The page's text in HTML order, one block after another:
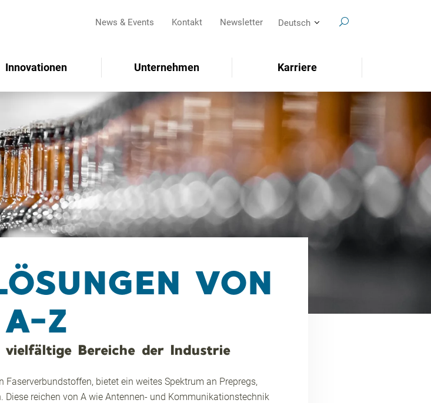
News & Events Kontakt Newsletter Deutsch
SEARCH
Innovationen Unternehmen Karriere
VON
A-Z
Bereiche der Industrie
Faserverbundstoffen, bietet ein weites Spektrum an Prepregs,
reichen von A wie Antennen- und Kommunikationstechnik